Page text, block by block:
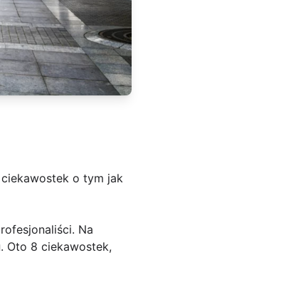
o tym jak
Na
Oto 8 ciekawostek,